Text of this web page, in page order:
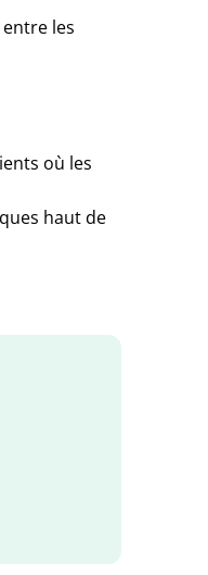
les
où les
haut de